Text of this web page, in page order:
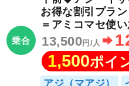
乗合
お得な割引プラ
＝アミコマセ使
13,500円/人
1,500ポイ
アジ（マアジ）